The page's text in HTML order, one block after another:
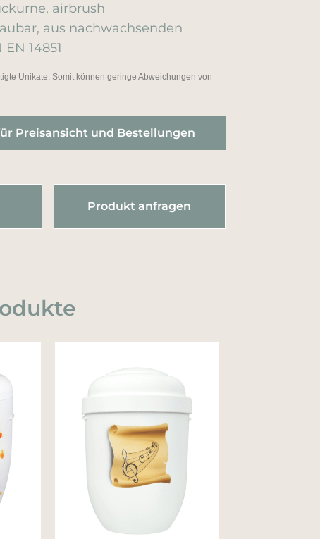
airbrush
aus nachwachsenden
14851
Unikate. Somit können geringe Abweichungen von
Preisansicht und Bestellungen
Produkt anfragen